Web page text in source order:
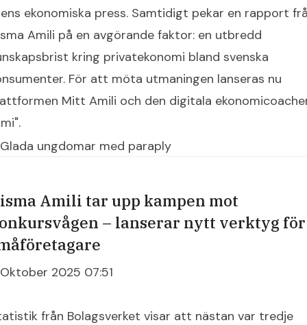
ekonomiska press. Samtidigt pekar en rapport
Amili på en avgörande faktor: en utbredd
kring privatekonomi bland svenska
För att möta utmaningen lanseras nu
Mitt Amili och den digitala
Amili tar upp kampen mot
– lanserar nytt verktyg för
2025 07:51
från Bolagsverket visar att nästan var tredje